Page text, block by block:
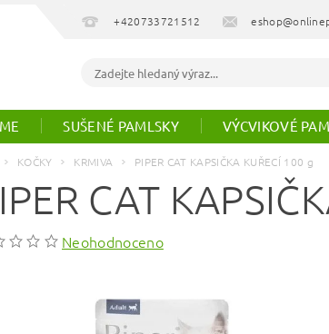
+420733721512
SUŠENÉ PAMLSKY VÝCVIKOVÉ
KOČKY KRMIVA PIPER CAT KAPSIČKA KUŘECÍ 100 g
CAT
Neohodnoceno